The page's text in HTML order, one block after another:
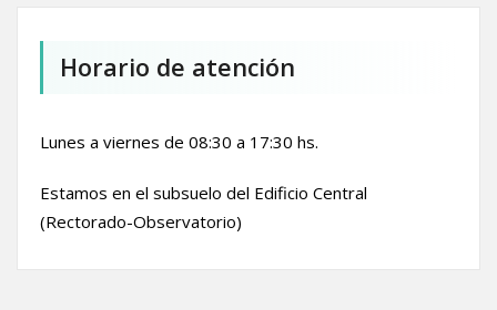
Horario de atención
Lunes a viernes de 08:30 a 17:30 hs.
Estamos en el subsuelo del Edificio Central
(Rectorado-Observatorio)